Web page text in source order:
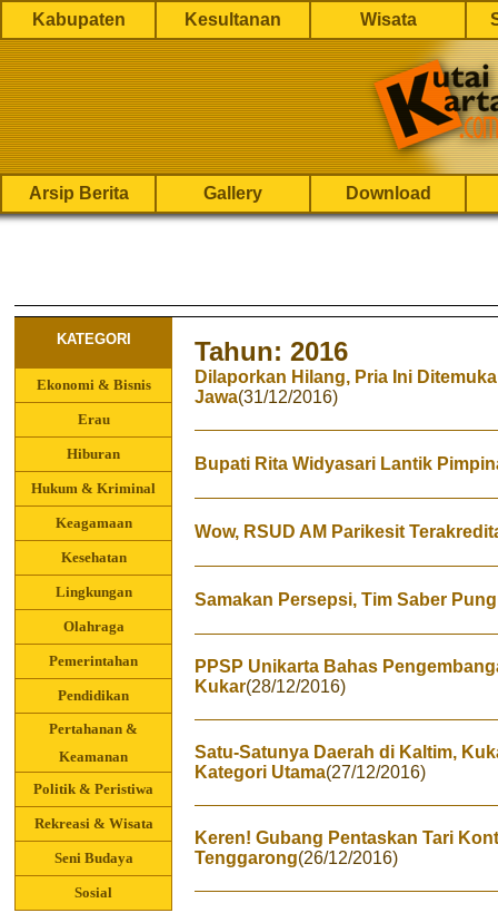
Kabupaten Kesultanan Wisata
Arsip Berita Gallery Download
KATEGORI Tahun: 2016
Ekonomi & Bisnis
Erau
Hiburan
Hukum & Kriminal
Keagamaan
Kesehatan
Lingkungan
Olahraga
Pemerintahan
Pendidikan
Pertahanan &
Keamanan
Politik & Peristiwa
Rekreasi & Wisata
Seni Budaya
Sosial
Dilaporkan Hilang, Pria Ini
Jawa(31/12/2016)
Bupati Rita Widyasari Lantik
Wow, RSUD AM Parikesit
Samakan Persepsi, Tim Saber
PPSP Unikarta Bahas
Kukar(28/12/2016)
Satu-Satunya Daerah di Kaltim,
Kategori Utama(27/12/2016)
Keren! Gubang Pentaskan Tari
Tenggarong(26/12/2016)